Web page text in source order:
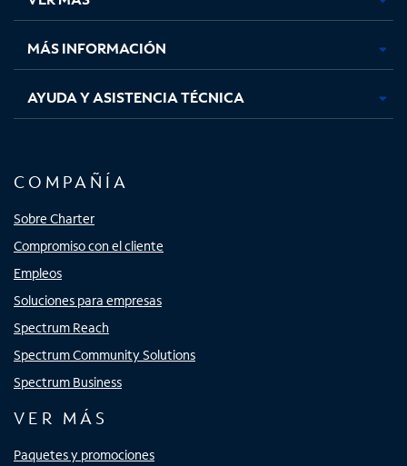
nuevanuevanuevanueva
MÁS INFORMACIÓN
AYUDA Y ASISTENCIA TÉCNICA
COMPAÑÍA
Sobre Charter
Compromiso con el cliente
Empleos
Soluciones para empresas
Spectrum Reach
Spectrum Community Solutions
Spectrum Business
VER MÁS
Paquetes y promociones